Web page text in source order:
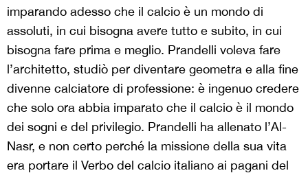
imparando adesso che il calcio è un mondo di
assoluti, in cui bisogna avere tutto e subito, in cui
bisogna fare prima e meglio. Prandelli voleva fare
l’architetto, studiò per diventare geometra e alla fine
divenne calciatore di professione: è ingenuo credere
che solo ora abbia imparato che il calcio è il mondo
dei sogni e del privilegio. Prandelli ha allenato l’Al-
Nasr, e non certo perché la missione della sua vita
era portare il Verbo del calcio italiano ai pagani del